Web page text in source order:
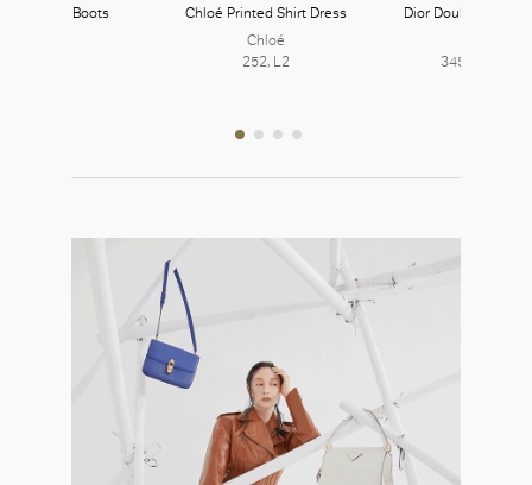
Britney Boots
Chloé Printed Shirt Dress
Chloé
252, L2
Dior Double-
345, L3 | 401,